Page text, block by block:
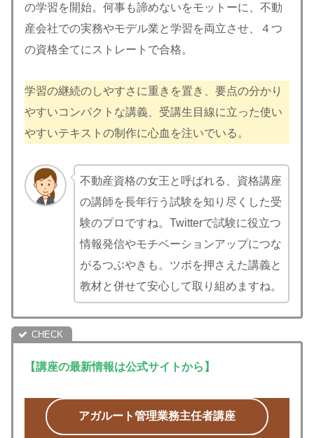
の学習を開始。何事も諦めないをモットーに、不動
産会社での実務やモデル業と学習を両立させ、４つ
の資格全てにストレートで合格。
学習の継続のしやすさに重きを置き、要点の分かり
やすいコンパクトな講義、受講生目線に立った使い
やすいテキストの制作に心血を注いでいる。
不動産資格の女王と呼ばれる、資格講座
の講師を長年行う試験を知り尽くした受
験のプロですね。Twitterで試験に役立つ
情報発信やモチベーションアップにつな
がるつぶやきも。ツボを押さえた講義と
教材と併せて安心して取り組めますね。
【講座の最新情報は公式サイトから】
アガルート管理業務主任者講座